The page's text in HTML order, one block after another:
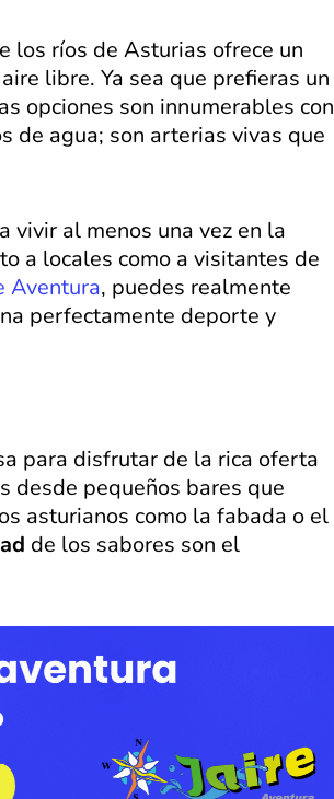
los ríos de Asturias ofrece un
libre. Ya sea que prefieras un
opciones son innumerables con
de agua; son arterias vivas que
vivir al menos una vez en la
a locales como a visitantes de
Aventura, puedes realmente
perfectamente deporte y
para disfrutar de la rica oferta
desde pequeños bares que
asturianos como la fabada o el
de los sabores son el